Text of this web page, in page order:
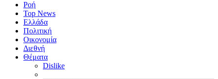
Ροή
Top News
Ελλάδα
Πολιτική
Οικονομία
Διεθνή
Θέματα
Dislike